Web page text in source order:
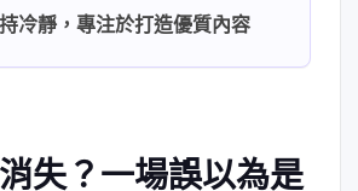
冷靜，專注於打造優質內容
失？一場誤以為是